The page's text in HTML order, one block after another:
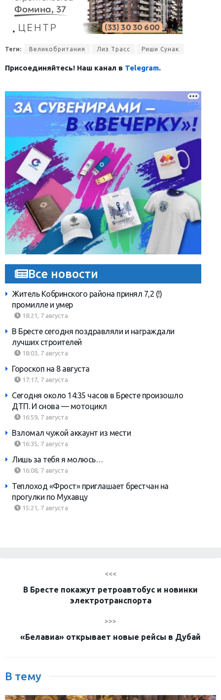
Теги: Великобритания Лиз Трасс Риши Сунак
Присоединяйтесь! Наш канал в Telegram.
Все новости
Житель Кобринского района принял 7,2 (!)
промилле и умер
18:21, 7 августа
В Бресте сегодня поздравляли и награждали
лучших строителей
18:03, 7 августа
Гороскоп на 8 августа
17:17, 7 августа
Сегодня около 14:35 часов в Бресте произошло
ДТП. И снова — мотоцикл
16:59, 7 августа
Взломал чужой аккаунт из мести
16:35, 7 августа
Лишь за тебя я молюсь…
16:08, 7 августа
Теплоход «Фрост» приглашает брестчан на
прогулки по Мухавцу
15:21, 7 августа
<<<
В Бресте покажут ретроавтобус и новинки
электротранспорта
>>>
«Белавиа» открывает новые рейсы в Дубай
В тему